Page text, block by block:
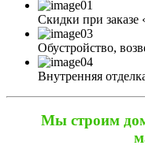
Скидки при заказе
Обустройство,
Внутренняя
Мы строим